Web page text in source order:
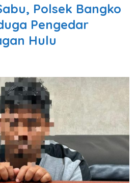
Polsek Bangko
Pengedar
Hulu